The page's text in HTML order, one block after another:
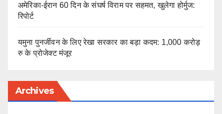
अमेरिका-ईरान 60 दिन के संघर्ष विराम पर सहमत, खुलेगा होर्मुज:
रिपोर्ट
यमुना पुनर्जीवन के लिए रेखा सरकार का बड़ा कदम: 1,000 करोड़
रु के प्रोजेक्ट मंजूर
Archives